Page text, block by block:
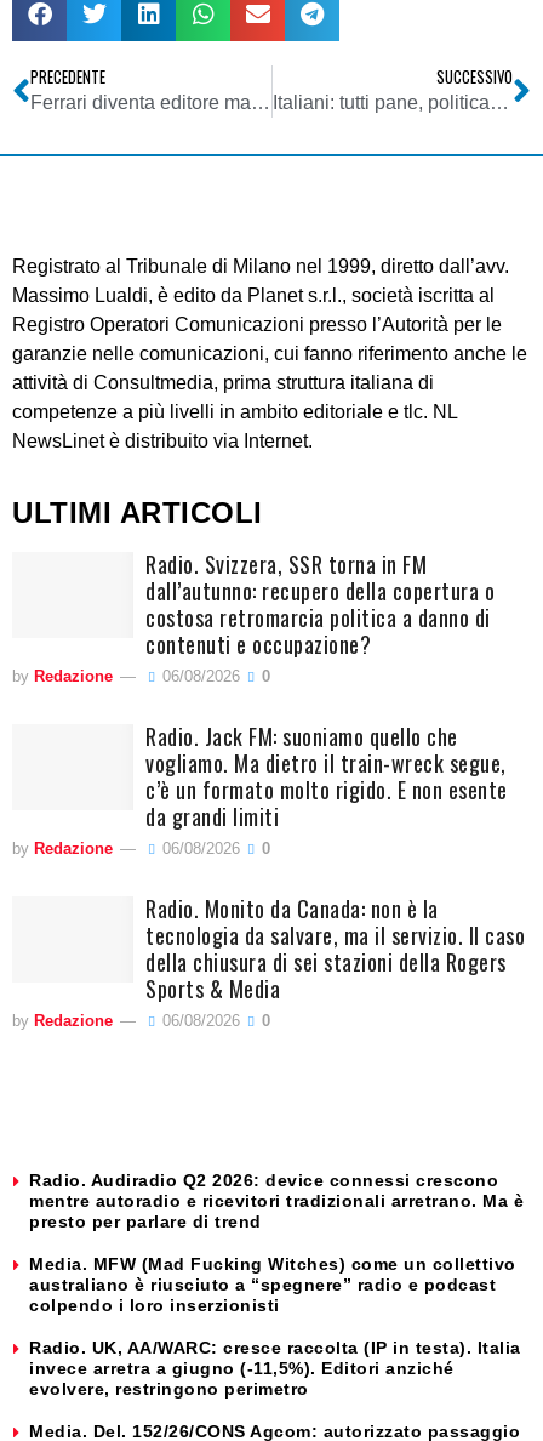
PRECEDENTE
Ferrari diventa editore magazine mondiale con Condé Nast UK
SUCCESSIVO
Italiani: tutti pane, politica e cronaca nera
Registrato al Tribunale di Milano nel 1999, diretto dall’avv.
Massimo Lualdi, è edito da Planet s.r.l., società iscritta al
Registro Operatori Comunicazioni presso l’Autorità per le
garanzie nelle comunicazioni, cui fanno riferimento anche le
attività di Consultmedia, prima struttura italiana di
competenze a più livelli in ambito editoriale e tlc. NL
NewsLinet è distribuito via Internet.
ULTIMI ARTICOLI
Radio. Svizzera, SSR torna in FM
dall’autunno: recupero della copertura o
costosa retromarcia politica a danno di
contenuti e occupazione?
by Redazione 06/08/2026 0
Radio. Jack FM: suoniamo quello che
vogliamo. Ma dietro il train-wreck segue,
c’è un formato molto rigido. E non esente
da grandi limiti
by Redazione 06/08/2026 0
Radio. Monito da Canada: non è la
tecnologia da salvare, ma il servizio. Il caso
della chiusura di sei stazioni della Rogers
Sports & Media
by Redazione 06/08/2026 0
Radio. Audiradio Q2 2026: device connessi crescono
mentre autoradio e ricevitori tradizionali arretrano. Ma è
presto per parlare di trend
Media. MFW (Mad Fucking Witches) come un collettivo
australiano è riusciuto a “spegnere” radio e podcast
colpendo i loro inserzionisti
Radio. UK, AA/WARC: cresce raccolta (IP in testa). Italia
invece arretra a giugno (-11,5%). Editori anziché
evolvere, restringono perimetro
Media. Del. 152/26/CONS Agcom: autorizzato passaggio